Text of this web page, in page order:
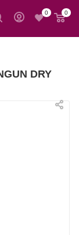
0 0
DRY